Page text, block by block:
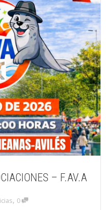
– F.AV.A
, 0